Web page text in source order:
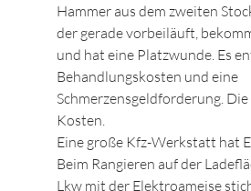
Hammer aus dem zweiten
der gerade vorbeiläuft,
und hat eine Platzwunde. Es
Behandlungskosten und eine
Schmerzensgeldforderung.
Kosten.
Eine große Kfz-Werkstatt hat
Beim Rangieren auf der
Lkw mit der Elektroameise